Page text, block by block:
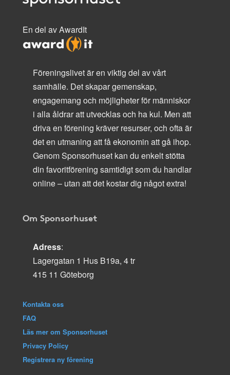
En del av AwardIt
Föreningslivet är en viktig del av vårt
samhälle. Det skapar gemenskap,
engagemang och möjligheter för människor
i alla åldrar att utvecklas och ha kul. Men att
driva en förening kräver resurser, och ofta är
det en utmaning att få ekonomin att gå ihop.
Genom Sponsorhuset kan du enkelt stötta
din favoritförening samtidigt som du handlar
online – utan att det kostar dig något extra!
Om Sponsorhuset
Adress:
Lagergatan 1 Hus B19a, 4 tr
415 11 Göteborg
Kontakta oss
FAQ
Läs mer om Sponsorhuset
Privacy Policy
Registrera ny förening